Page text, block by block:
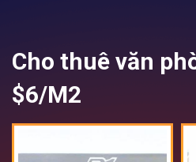
Cho thuê văn
$6/M2